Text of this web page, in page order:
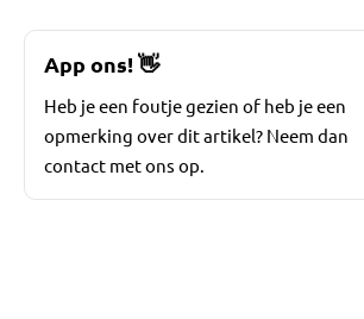
App ons!👋
Heb je een foutje gezien of heb je een
opmerking over dit artikel? Neem dan
contact met ons op.